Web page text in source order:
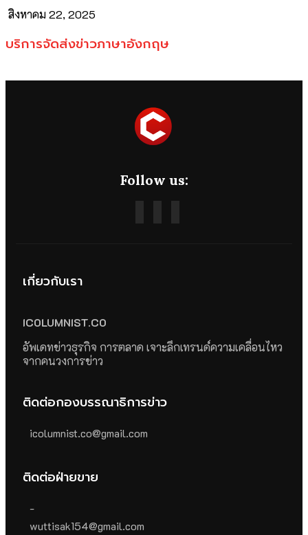
สิงหาคม 22, 2025
บริการจัดส่งข่าวภาษาอังกฤษ
Follow us:
เกี่ยวกับเรา
ICOLUMNIST.CO
อัพเดทข่าวธุรกิจ การตลาด เจาะลึกเทรนด์ความเคลื่อนไหว
จากคนวงการข่าว
ติดต่อกองบรรณาธิการข่าว
icolumnist.co@gmail.com
ติดต่อฝ่ายขาย
-
wuttisak154@gmail.com